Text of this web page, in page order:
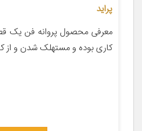
پراید
معرفی محصول پروانه فن یک
کاری بوده و مستهلک شدن و از